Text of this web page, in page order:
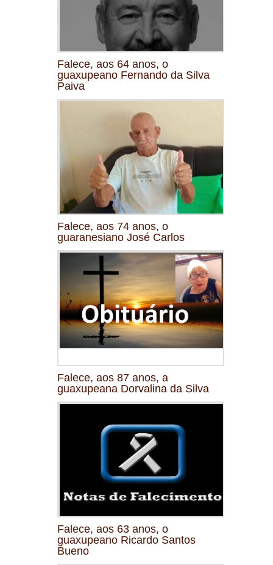
Falece, aos 64 anos, o
guaxupeano Fernando da Silva
Paiva
Falece, aos 74 anos, o
guaranesiano José Carlos
Falece, aos 87 anos, a
guaxupeana Dorvalina da Silva
Falece, aos 63 anos, o
guaxupeano Ricardo Santos
Bueno